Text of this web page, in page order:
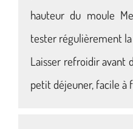
hauteur du moule
tester régulièrement
Laisser refroidir avant
petit déjeuner, facile à